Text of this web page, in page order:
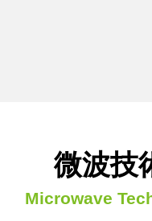
微波技
Microwave